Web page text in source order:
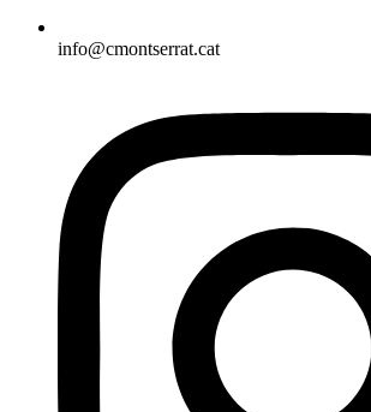
info@cmontserrat.cat